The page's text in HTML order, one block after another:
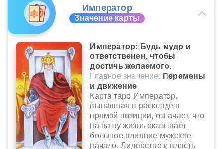
Император
Значение карты
Император: Будь мудр и
ответственен, чтобы
достичь желаемого.
Главное значение: Перемены
и движение
Карта таро Император,
выпавшая в раскладе в
прямой позиции, означает, что
на вашу жизнь оказывает
большое влияние мужское
начало. Лидерство и власть